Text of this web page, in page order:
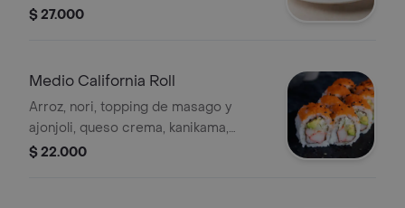
bocados.
$ 27.000
Medio California Roll
Arroz, nori, topping de masago y
ajonjoli, queso crema, kanikama,
aguacate y pepino 5 bocados.
$ 22.000